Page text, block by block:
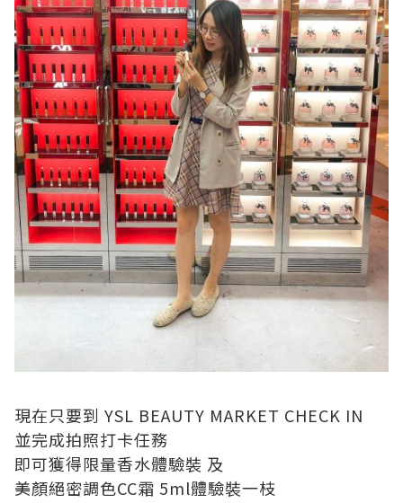
現在只要到 YSL BEAUTY MARKET CHECK IN
並完成拍照打卡任務
即可獲得限量香水體驗裝 及
美顏絕密調色CC霜 5ml體驗裝一枝